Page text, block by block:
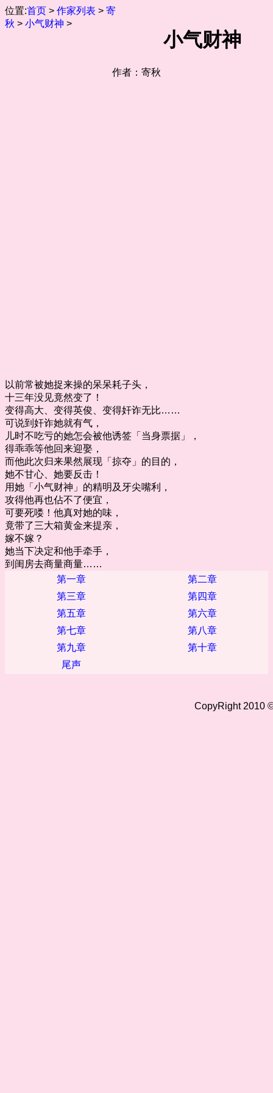
位置:首页 > 作家列表 > 寄
秋 > 小气财神 >
小气财神
作者：寄秋
以前常被她捉来操的呆呆耗子头，
十三年没见竟然变了！
变得高大、变得英俊、变得奸诈无比……
可说到奸诈她就有气，
儿时不吃亏的她怎会被他诱签「当身票据」，
得乖乖等他回来迎娶，
而他此次归来果然展现「掠夺」的目的，
她不甘心、她要反击！
用她「小气财神」的精明及牙尖嘴利，
攻得他再也佔不了便宜，
可要死喽！他真对她的味，
竟带了三大箱黄金来提亲，
嫁不嫁？
她当下决定和他手牵手，
到闺房去商量商量……
第一章
第二章
第三章
第四章
第五章
第六章
第七章
第八章
第九章
第十章
尾声
CopyRight 2010